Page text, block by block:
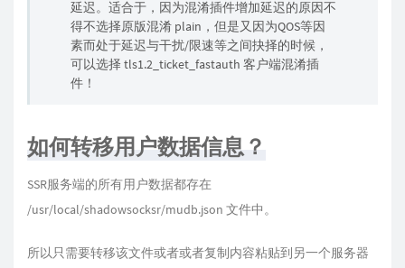
延迟。适合于，因为混淆插件增加延迟的原因不
得不选择原版混淆 plain，但是又因为QOS等因
素而处于延迟与干扰/限速等之间抉择的时候，
可以选择 tls1.2_ticket_fastauth 客户端混淆插
件！
如何转移用户数据信息？
SSR服务端的所有用户数据都存在
/usr/local/shadowsocksr/mudb.json 文件中。
所以只需要转移该文件或者或者复制内容粘贴到另一个服务器